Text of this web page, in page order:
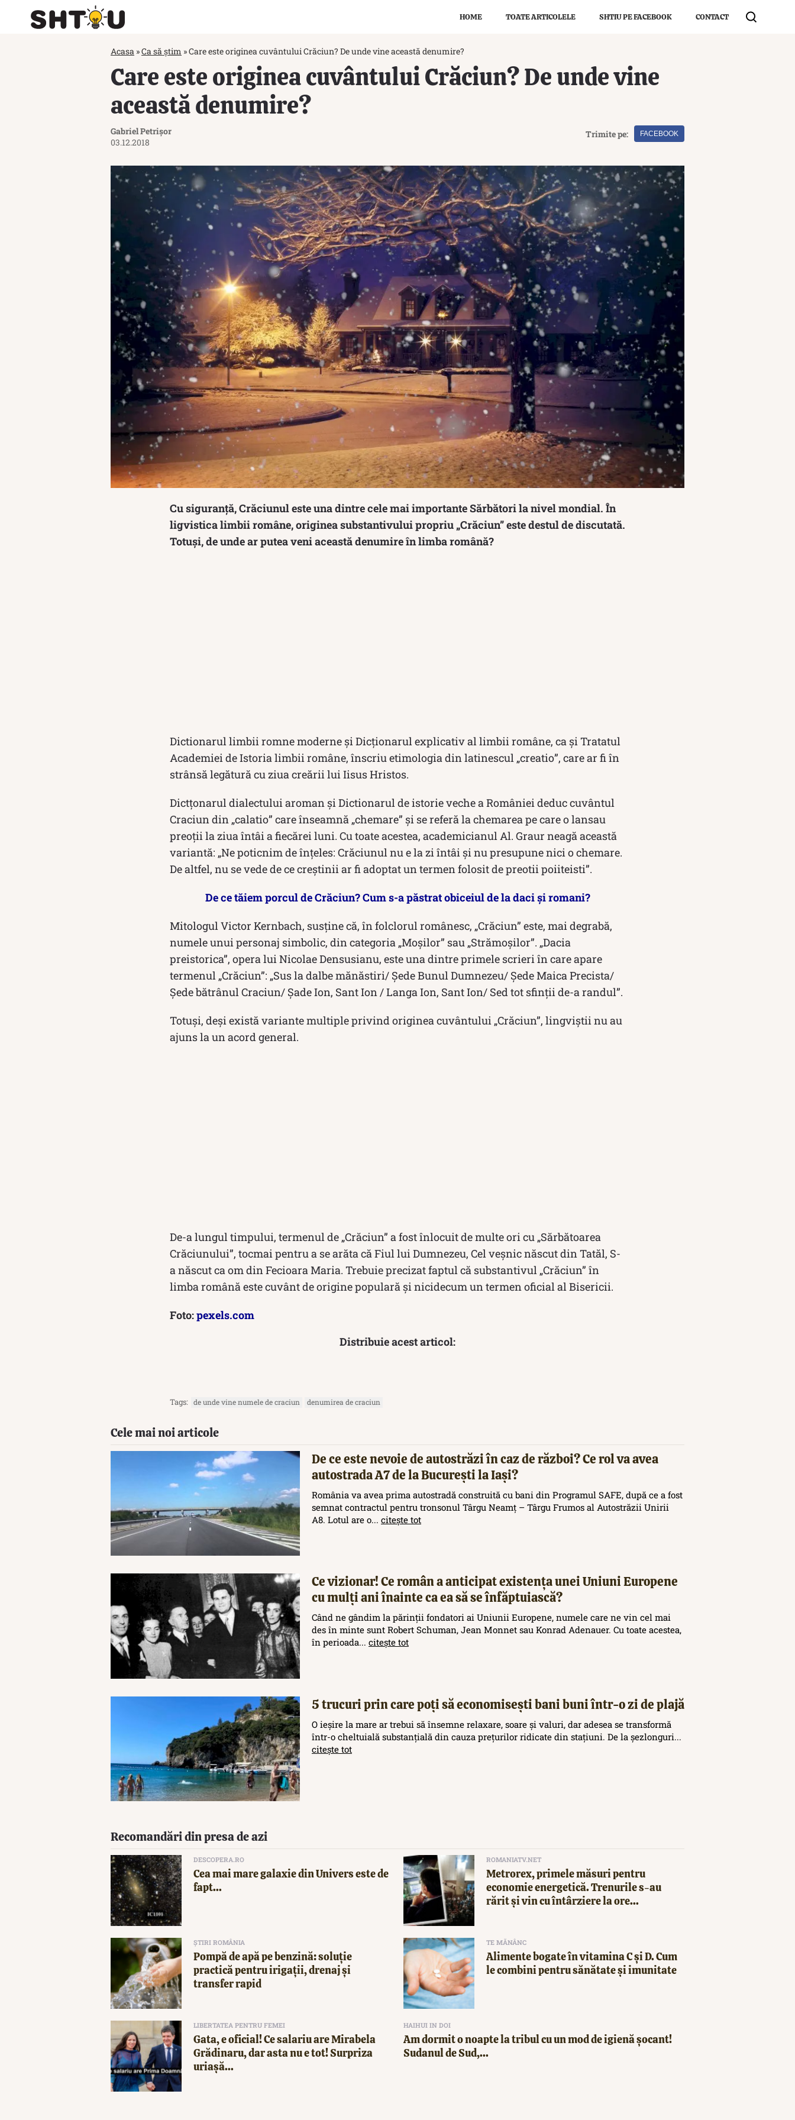
HOME TOATE ARTICOLELE SHTIU PE FACEBOOK CONTACT
Acasa »Ca să știm »Care este originea cuvântului Crăciun? De unde vine această denumire?
Care este originea cuvântului Crăciun? De unde vine
această denumire?
Gabriel Petrișor
03.12.2018
Trimite pe: FACEBOOK
Cu siguranță, Crăciunul este una dintre cele mai importante Sărbători la nivel mondial. În
ligvistica limbii române, originea substantivului propriu „Crăciun” este destul de discutată.
Totuși, de unde ar putea veni această denumire în limba română?
Dictionarul limbii romne moderne și Dicționarul explicativ al limbii române, ca și Tratatul
Academiei de Istoria limbii române, înscriu etimologia din latinescul „creatio”, care ar fi în
strânsă legătură cu ziua creării lui Iisus Hristos.
Dictțonarul dialectului aroman și Dictionarul de istorie veche a României deduc cuvântul
Craciun din „calatio” care înseamnă „chemare” și se referă la chemarea pe care o lansau
preoții la ziua întâi a fiecărei luni. Cu toate acestea, academicianul Al. Graur neagă această
variantă: „Ne poticnim de înțeles: Crăciunul nu e la zi întâi și nu presupune nici o chemare.
De altfel, nu se vede de ce creștinii ar fi adoptat un termen folosit de preotii poiiteisti”.
De ce tăiem porcul de Crăciun? Cum s-a păstrat obiceiul de la daci și romani?
Mitologul Victor Kernbach, susține că, în folclorul românesc, „Crăciun” este, mai degrabă,
numele unui personaj simbolic, din categoria „Moșilor” sau „Strămoșilor”. „Dacia
preistorica”, opera lui Nicolae Densusianu, este una dintre primele scrieri în care apare
termenul „Crăciun”: „Sus la dalbe mănăstiri/ Șede Bunul Dumnezeu/ Șede Maica Precista/
Șede bătrânul Craciun/ Șade Ion, Sant Ion / Langa Ion, Sant Ion/ Sed tot sfinții de-a randul”.
Totuși, deși există variante multiple privind originea cuvântului „Crăciun”, lingviștii nu au
ajuns la un acord general.
De-a lungul timpului, termenul de „Crăciun” a fost înlocuit de multe ori cu „Sărbătoarea
Crăciunului”, tocmai pentru a se arăta că Fiul lui Dumnezeu, Cel veşnic născut din Tatăl, S-
a născut ca om din Fecioara Maria. Trebuie precizat faptul că substantivul „Crăciun” în
limba română este cuvânt de origine populară și nicidecum un termen oficial al Bisericii.
Foto:pexels.com
Distribuie acest articol:
Tags: de unde vine numele de craciun denumirea de craciun
Cele mai noi articole
De ce este nevoie de autostrăzi în caz de război? Ce rol va avea
autostrada A7 de la București la Iași?
România va avea prima autostradă construită cu bani din Programul SAFE, după ce a fost
semnat contractul pentru tronsonul Târgu Neamț – Târgu Frumos al Autostrăzii Unirii
A8. Lotul are o... citește tot
Ce vizionar! Ce român a anticipat existența unei Uniuni Europene
cu mulți ani înainte ca ea să se înfăptuiască?
Când ne gândim la părinții fondatori ai Uniunii Europene, numele care ne vin cel mai
des în minte sunt Robert Schuman, Jean Monnet sau Konrad Adenauer. Cu toate acestea,
în perioada... citește tot
5 trucuri prin care poți să economisești bani buni într-o zi de plajă
O ieșire la mare ar trebui să însemne relaxare, soare și valuri, dar adesea se transformă
într-o cheltuială substanțială din cauza prețurilor ridicate din stațiuni. De la șezlonguri...
citește tot
Recomandări din presa de azi
DESCOPERA.RO
Cea mai mare galaxie din Univers este de
fapt...
ROMANIATV.NET
Metrorex, primele măsuri pentru
economie energetică. Trenurile s-au
rărit și vin cu întârziere la ore...
ȘTIRI ROMÂNIA
Pompă de apă pe benzină: soluție
practică pentru irigații, drenaj și
transfer rapid
TE MĂNÂNC
Alimente bogate în vitamina C și D. Cum
le combini pentru sănătate și imunitate
LIBERTATEA PENTRU FEMEI
Gata, e oficial! Ce salariu are Mirabela
Grădinaru, dar asta nu e tot! Surpriza
uriașă...
HAIHUI IN DOI
Am dormit o noapte la tribul cu un mod de igienă șocant!
Sudanul de Sud,...